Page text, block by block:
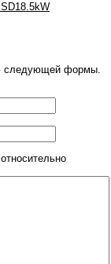
следующей формы.